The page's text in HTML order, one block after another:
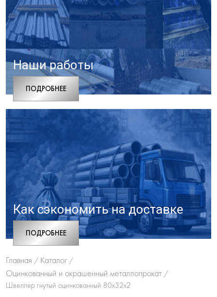
Наши работы
ПОДРОБНЕЕ
Как сэкономить на доставке
ПОДРОБНЕЕ
Главная / Каталог /
Оцинкованный и окрашенный металлопрокат /
Швеллер гнутый оцинкованный 80х32х2